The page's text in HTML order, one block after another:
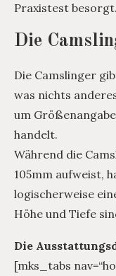
Praxistest besorgt.
Die
Die Camslinger
was nichts
um
handelt.
Während die
105mm aufweist,
logischerweise
Höhe und Tiefe
Die
[mks_tabs